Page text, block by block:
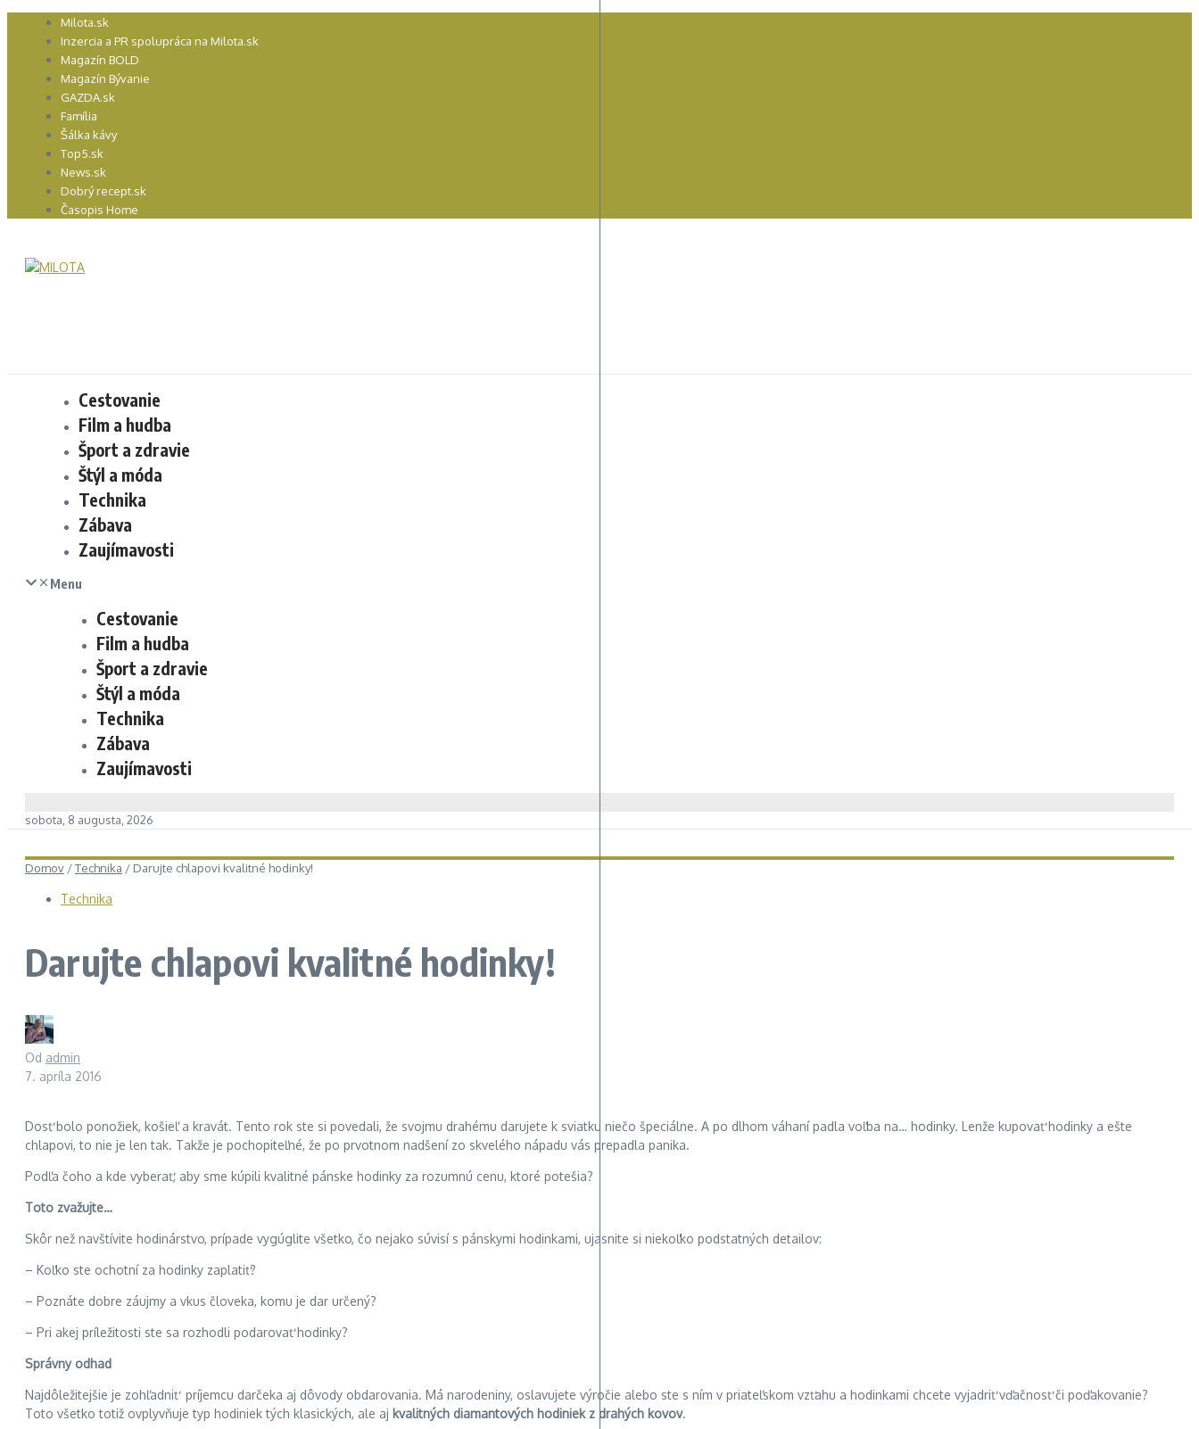
Preskočiť Milota.sk
Inzercia a PR spolupráca na Milota.sk
Magazín BOLD
Magazín Bývanie
GAZDA.sk
Família
Šálka kávy
Top5.sk
News.sk
Dobrý recept.sk
Časopis Home
Cestovanie
Film a hudba
Šport a zdravie
Štýl a móda
Technika
Zábava
Zaujímavosti
Menu
Cestovanie
Film a hudba
Šport a zdravie
Štýl a móda
Technika
Zábava
Zaujímavosti
sobota, 8 augusta, 2026
Domov /Technika / Darujte chlapovi kvalitné hodinky!
Technika
Darujte chlapovi kvalitné hodinky!
Od admin
7. apríla 2016
Dosť bolo ponožiek, košieľ a kravát. Tento rok ste si povedali, že svojmu drahému darujete k sviatku niečo špeciálne. A po dlhom váhaní padla voľba na… hodinky. Lenže kupovať hodinky a ešte
chlapovi, to nie je len tak. Takže je pochopiteľné, že po prvotnom nadšení zo skvelého nápadu vás prepadla panika.
Podľa čoho a kde vyberať, aby sme kúpili kvalitné pánske hodinky za rozumnú cenu, ktoré potešia?
Toto zvažujte…
Skôr než navštívite hodinárstvo, prípade vygúglite všetko, čo nejako súvisí s pánskymi hodinkami, ujasnite si niekoľko podstatných detailov:
– Koľko ste ochotní za hodinky zaplatiť?
– Poznáte dobre záujmy a vkus človeka, komu je dar určený?
– Pri akej príležitosti ste sa rozhodli podarovať hodinky?
Správny odhad
Najdôležitejšie je zohľadniť príjemcu darčeka aj dôvody obdarovania. Má narodeniny, oslavujete výročie alebo ste s ním v priateľskom vzťahu a hodinkami chcete vyjadriť vďačnosť či poďakovanie?
Toto všetko totiž ovplyvňuje typ hodiniek tých klasických, ale aj kvalitných diamantových hodiniek z drahých kovov.